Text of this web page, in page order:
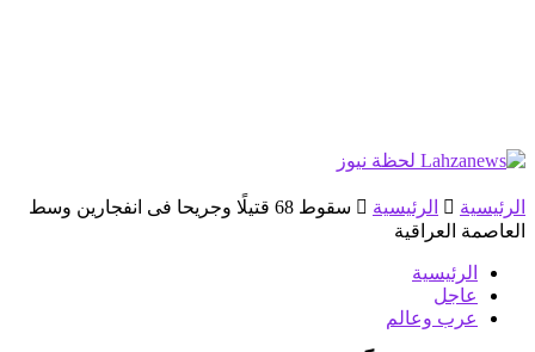
الرئيسية الرئيسية
سقوط 68 قتيلًا وجريحا فى انفجارين وسط
العاصمة العراقية
الرئيسية
عاجل
عرب وعالم